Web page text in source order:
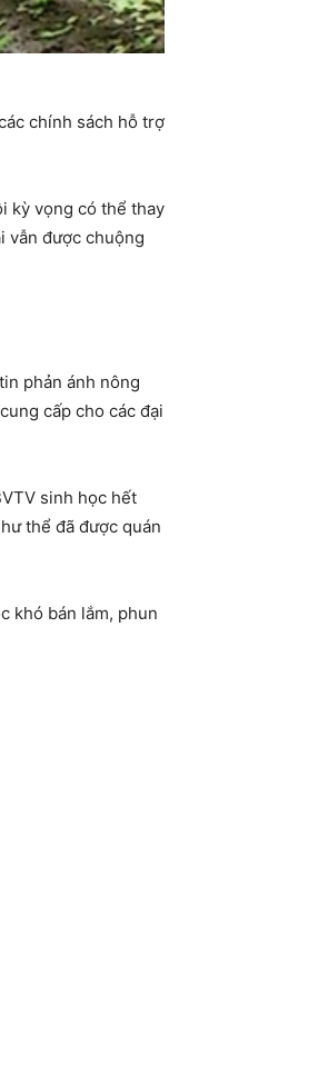
chính sách hỗ trợ
kỳ vọng có thể thay
vẫn được chuộng
phản ánh nông
cấp cho các đại
sinh học hết
thể đã được quán
khó bán lắm, phun